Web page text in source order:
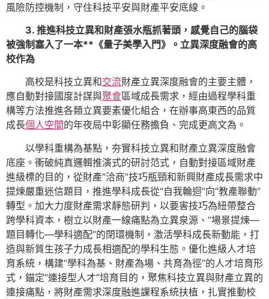
風險防控機制，守住科技平安與財產平安底線。
3. 推進科技立異和財產張水瓶抓著頭，感覺自己的腦袋
被強制塞入了一本**《量子美學入門》。立異深度融會的高
校作為
高校是科技立異和交流財產立異深度融會的主要主體，
應自動對接國度計謀與聚會區域成長需求，經由過程學科重
構等方法推進各類立異要素優化組合，在辦事高東西的品質
成長個人空間的年夜局中彰顯任務擔負、完成更高文為。
以學科重構為基點，夯實科技立異和財產立異深度融會
底座。衝破純真邏輯推演式的研討范式，自動對接區域財產
進級標的目的，從財產“洽商”技巧瓶頸和新興財產成長需求中
提煉嚴重迷信題目，推進學科成長從“自我輪迴”向“教產聯動”
轉型。加大力度財產需求靜態研判，以要害技巧為紐帶整合
跨學科資本，樹立以財產一線痛點為立異泉源、“場景提煉—
題目轉化—學科適配”的閉環機制，激活學科成長新動能，打
造與新質生孩子力成長相適配的學科生態。優化進級人才培
育系統，構建“學科為基、財產為場、共育為徑”的人才培育形
式，錨定“連接型人才”培育目的，聚焦科技立異與財產立異的
連接痛點，將財產需求深度融進課程系統扶植，扎實推動校